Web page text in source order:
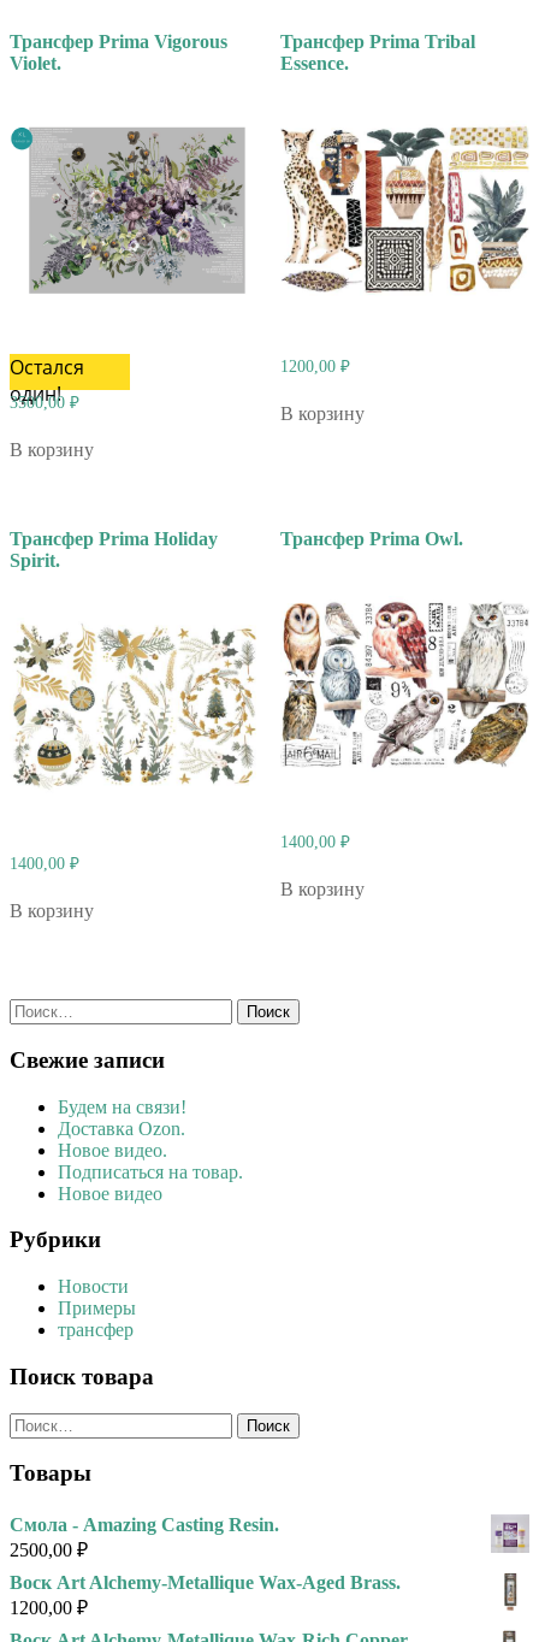
Трансфер Prima Vigorous
Violet.
Остался
один!
3500,00 ₽
В корзину
Трансфер Prima Tribal
Essence.
1200,00 ₽
В корзину
Трансфер Prima Holiday
Spirit.
1400,00 ₽
В корзину
Трансфер Prima Owl.
1400,00 ₽
В корзину
Найти:
Свежие записи
Будем на связи!
Доставка Ozon.
Новое видео.
Подписаться на товар.
Новое видео
Рубрики
Новости
Примеры
трансфер
Поиск товара
Найти:
Товары
Смола - Amazing Casting Resin.
2500,00 ₽
Воск Art Alchemy-Metallique Wax-Aged Brass.
1200,00 ₽